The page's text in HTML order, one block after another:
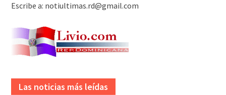
Escribe a: notiultimas.rd@gmail.com
Las noticias más leídas